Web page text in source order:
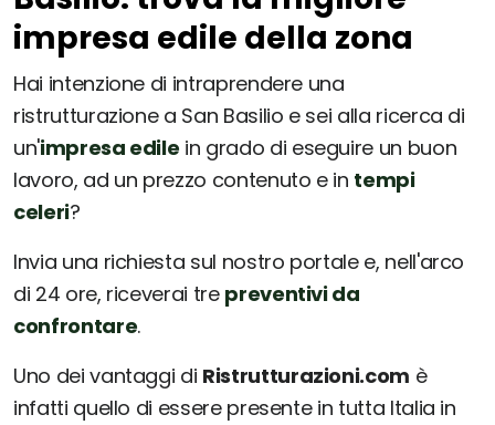
impresa edile della zona
Hai intenzione di intraprendere una
ristrutturazione a San Basilio e sei alla ricerca di
un'impresa edile in grado di eseguire un buon
lavoro, ad un prezzo contenuto e in tempi
celeri?
Invia una richiesta sul nostro portale e, nell'arco
di 24 ore, riceverai tre preventivi da
confrontare.
Uno dei vantaggi di Ristrutturazioni.com è
infatti quello di essere presente in tutta Italia in